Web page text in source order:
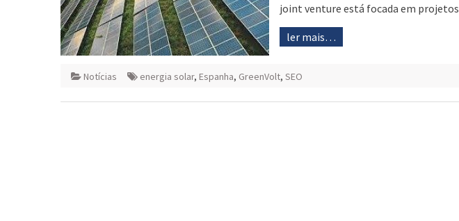
joint venture está focada em projetos
ler mais…
Notícias energia solar, Espanha, GreenVolt, SEO